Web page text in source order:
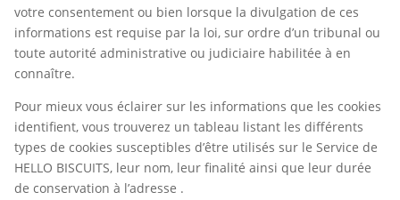
votre consentement ou bien lorsque la divulgation de ces
informations est requise par la loi, sur ordre d’un tribunal ou
toute autorité administrative ou judiciaire habilitée à en
connaître.
Pour mieux vous éclairer sur les informations que les cookies
identifient, vous trouverez un tableau listant les différents
types de cookies susceptibles d’être utilisés sur le Service de
HELLO BISCUITS, leur nom, leur finalité ainsi que leur durée
de conservation à l’adresse .